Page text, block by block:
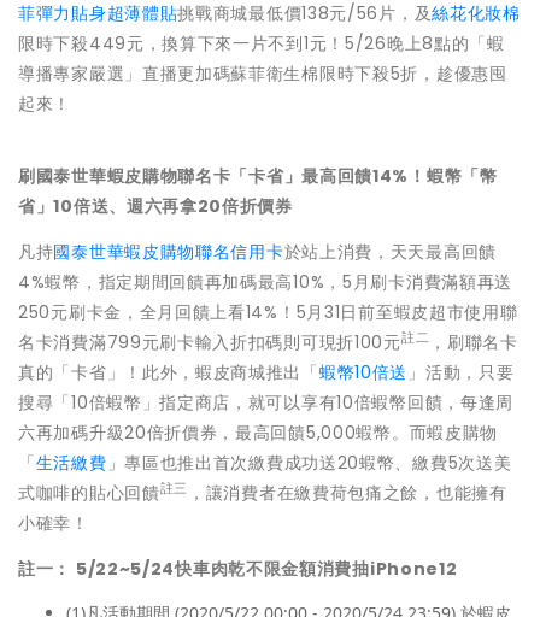
菲彈力貼身超薄體貼挑戰商城最低價138元/56片，及絲花化妝棉
限時下殺449元，換算下來一片不到1元！5/26晚上8點的「蝦
導播專家嚴選」直播更加碼蘇菲衛生棉限時下殺5折，趁優惠囤
起來！
刷國泰世華蝦皮購物聯名卡 「卡省」最高回饋14%！蝦幣「幣
省」10倍送、週六再拿20倍折價券
凡持國泰世華蝦皮購物聯名信用卡於站上消費，天天最高回饋
4%蝦幣，指定期間回饋再加碼最高10%，5月刷卡消費滿額再送
250元刷卡金，全月回饋上看14%！5月31日前至蝦皮超市使用聯
名卡消費滿799元刷卡輸入折扣碼則可現折100元註二 ，刷聯名卡
真的「卡省」！此外，蝦皮商城推出「蝦幣10倍送 」活動，只要
搜尋「10倍蝦幣」指定商店，就可以享有10倍蝦幣回饋，每逢周
六再加碼升級20倍折價券，最高回饋5,000蝦幣。而蝦皮購物
「生活繳費」專區也推出首次繳費成功送20蝦幣、繳費5次送美
式咖啡的貼心回饋註三 ，讓消費者在繳費荷包痛之餘，也能擁有
小確幸！
註一： 5/22~5/24快車肉乾不限金額消費抽iPhone12